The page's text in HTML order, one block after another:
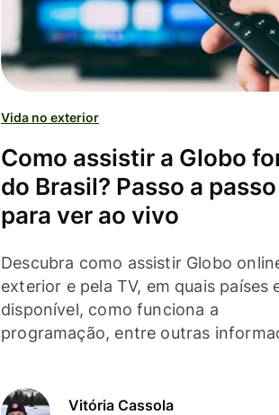
Vida no exterior
Como assistir a Globo
do Brasil? Passo a passo
para ver ao vivo
Descubra como assistir Globo
exterior e pela TV, em quais países
disponível, como funciona a
programação, entre outras
Vitória Cassola